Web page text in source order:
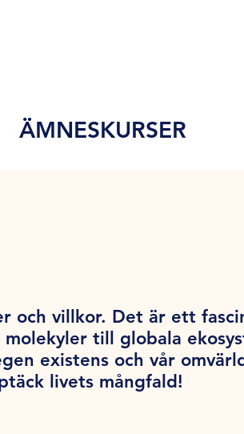
ÄMNESKURSER
och villkor. Det är ett
till globala
existens och vår
livets mångfald!